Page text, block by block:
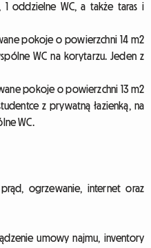
1 oddzielne WC, a także taras i
pokoje o powierzchni 14 m2
WC na korytarzu. Jeden z
pokoje o powierzchni 13 m2
z prywatną łazienką, na
WC.
ogrzewanie, internet oraz
umowy najmu, inventory